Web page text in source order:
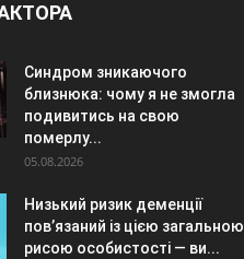
Синдром зникаючого
близнюка: чому я не змогла
подивитись на свою
померлу...
05.08.2026
Низький ризик деменції
пов’язаний із цією загальною
рисою особистості — ви...